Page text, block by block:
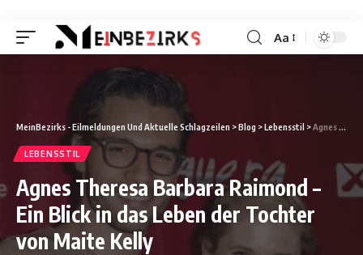
Font
Aa
MeinBezirks - Eilmeldungen Und Aktuelle Schlagzeilen >Blog >Lebensstil >Agnes Theresa Barbara Raimond – Ein Blick in das Leben der Tochter von Maite Kelly
LEBENSSTIL
Agnes Theresa Barbara Raimond –
Ein Blick in das Leben der Tochter
von Maite Kelly